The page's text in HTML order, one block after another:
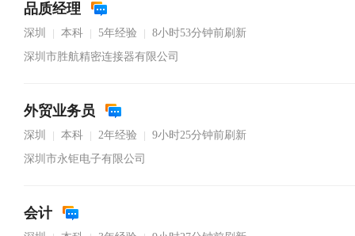
品质经理
深圳 本科 5年经验
8小时53分钟前刷新
深圳市胜航精密连接器有限公司
外贸业务员
深圳 本科 2年经验
9小时25分钟前刷新
深圳市永钜电子有限公司
会计